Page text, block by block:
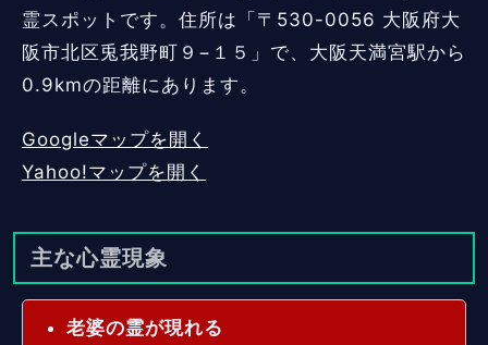
霊スポットです。住所は「〒530-0056 大阪府大
阪市北区兎我野町９−１５」で、大阪天満宮駅から
0.9kmの距離にあります。
Googleマップを開く
Yahoo!マップを開く
主な心霊現象
老婆の霊が現れる